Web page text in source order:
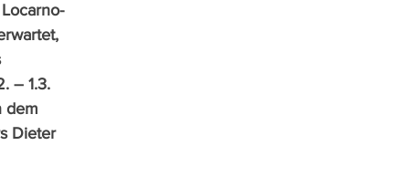
– 1.3.
dem
Dieter